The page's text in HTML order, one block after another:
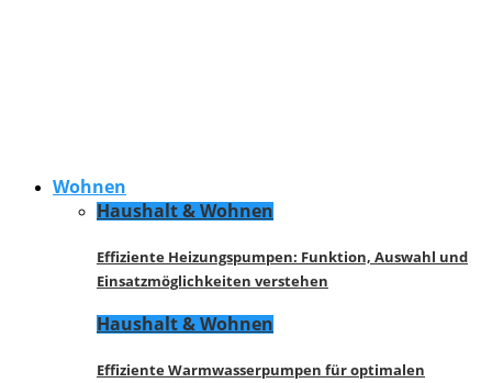
Wohnen
Haushalt & Wohnen
Effiziente Heizungspumpen: Funktion, Auswahl und
Einsatzmöglichkeiten verstehen
Haushalt & Wohnen
Effiziente Warmwasserpumpen für optimalen